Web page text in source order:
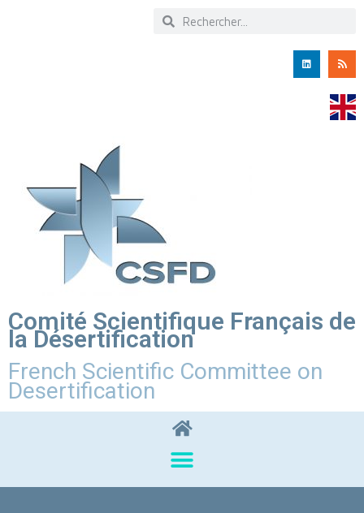
Comité Scientifique Français de
la Désertification
French Scientific Committee on
Desertification